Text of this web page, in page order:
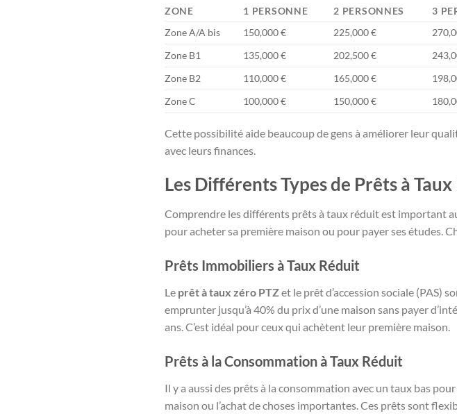
ZONE 1 PERSONNE 2 PERSONNES 3
Zone A/A bis
150,000 € 225,000 €
Zone B1
135,000 € 202,500 €
Zone B2
110,000 € 165,000 €
Zone C
100,000 € 150,000 €
Cette possibilité aide beaucoup de gens à améliorer leur
avec leurs finances.
Les Différents Types de Prêts à
Comprendre les différents prêts à taux réduit est important
pour acheter sa première maison ou pour payer ses études.
Prêts Immobiliers à Taux Réduit
Le prêt à taux zéro PTZet le prêt d’accession sociale (PAS)
emprunter jusqu’à 40% du prix d’une maison sans payer
ans. C’est idéal pour ceux qui achètent leur première maison.
Prêts à la Consommation à Taux Réduit
Il y a aussi des prêts à la consommation avec un taux bas
maison ou l’achat de choses importantes. Ces prêts sont